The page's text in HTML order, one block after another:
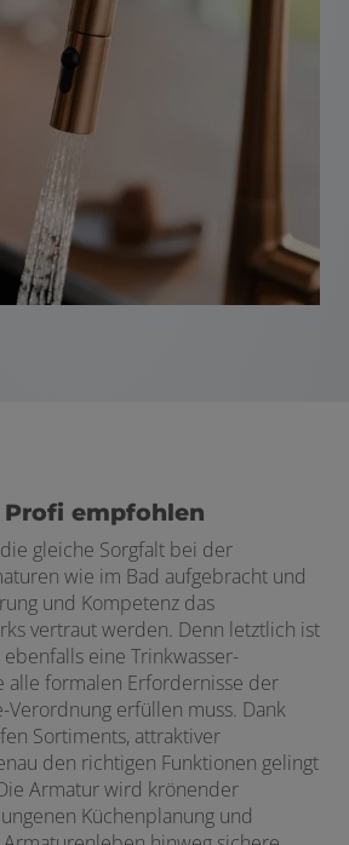
empfohlen
gleiche Sorgfalt bei der
wie im Bad aufgebracht und
und Kompetenz das
vertraut werden. Denn letztlich ist
eine Trinkwasser-
alle formalen Erfordernisse der
Verordnung erfüllen muss. Dank
Sortiments, attraktiver
den richtigen Funktionen gelingt
Armatur wird krönender
Küchenplanung und